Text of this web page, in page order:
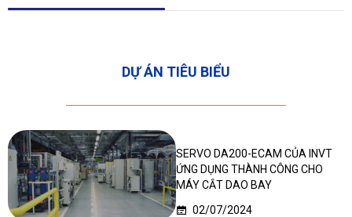
DỰ ÁN TIÊU BIỂU
SERVO DA200-ECAM CỦA INVT
ỨNG DỤNG THÀNH CÔNG CHO
MÁY CẮT DAO BAY
02/07/2024